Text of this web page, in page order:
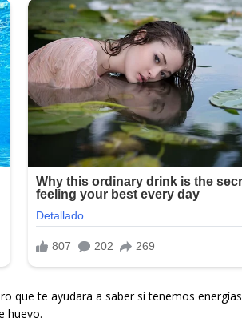
que te ayudara a saber si tenemos energías
huevo.